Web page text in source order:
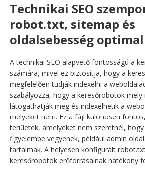
Technikai SEO
robot.txt, sitemap és
oldalsebesség
A technikai SEO alapvető fontosságú a
számára, mivel ez biztosítja, hogy a
megfelelően tudják indexelni a
szabályozza, hogy a keresőrobotok mely
látogathatják meg és indexelhetik a
melyeket nem. Ez a fájl különösen
területek, amelyeket nem szeretnél,
figyelembe vegyenek, például admin
tartalmak. A helyesen konfigurált
keresőrobotok erőforrásainak hatékony